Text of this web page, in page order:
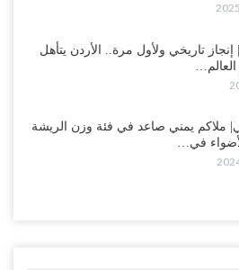
تاريخي ولأول مرة.. الأردن يتأهل
ملاكم يمني صاعد في فئة وزن الريشة
في…